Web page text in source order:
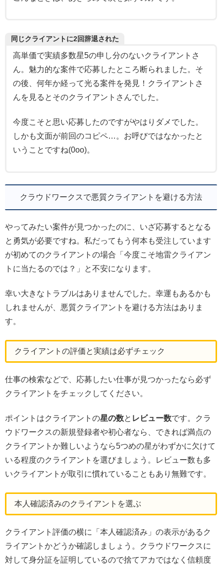
同じクライアントに2回辞退された
高単価で実績多数星5の申し分のないクライアントさ
ん。魅力的な案件で応募したところ断られました。そ
の後、何年か経って光る案件を発見！クライアントさ
んを見るとそのクライアントさんでした。
今度こそと思い応募したのですがやはりダメでした。
しかも文面が前回のコピペ…。お呼びではなかったと
いうことですね(0oo)。
クラウドワークスで悪質クライアントを避ける方法
やってみたい案件が見つかったのに、いざ応募するとなる
と勇気が必要ですね。私だってもう何本も受注しています
が初めてのクライアントの場合「今度こそ地雷クライアン
トに当たるのでは？」と不安になります。
幸い大きなトラブルはありませんでした。幸運もあるかも
しれませんが、悪質クライアントを避ける方法はありま
す。
クライアントの評価と実績は必ずチェック
仕事の検索などで、応募したい仕事が見つかったなら必ず
クライアントをチェックしてください。
ポイントはクライアントの星の数と レビュー数です。クラ
ウドワークスの新規登録者や初心者なら、できれば満点の
クライアントか難しいようなら5つめの星がわずかに欠けて
いる程度のクライアントを選びましょう。レビュー数も多
いクライアントが取引に慣れていることもあり無難です。
本人確認済みのクライアントを選ぶ
クライアント評価の横に「本人確認済み」の表示があるク
ライアントかどうか確認しましょう。クラウドワークスに
対して身分証を証明しているので捨てアカではなく信頼度